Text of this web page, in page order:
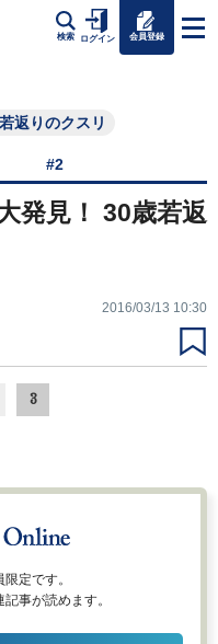
検索 ログイン 会員登録
返りのクスリ
#2
発見！ 30歳若返
2016/03/13 10:30
3
定です。
事が読めます。